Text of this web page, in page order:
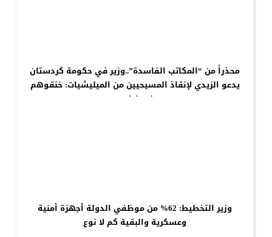
محذراً من “المكاتب الفاسدة”..وزير في حكومة كردستان
يدعو الزيدي لإنقاذ المسيحيين من الميليشيات: خنقوهم
في نينوى
وزير التخطيط: 62% من موظفي الدولة أجهزة أمنية
وعسكرية والبقية كم لا نوع